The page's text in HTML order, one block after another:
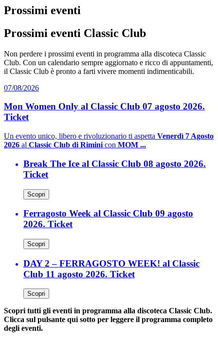
Prossimi eventi
Prossimi eventi Classic Club
Non perdere i prossimi eventi in programma alla discoteca Classic
Club. Con un calendario sempre aggiornato e ricco di appuntamenti,
il Classic Club è pronto a farti vivere momenti indimenticabili.
07/08/2026
Mon Women Only al Classic Club 07 agosto 2026.
Ticket
Un evento unico, libero e rivoluzionario ti aspetta Venerdì 7 Agosto
2026 al Classic Club di Rimini con MOM ...
Break The Ice al Classic Club 08 agosto 2026.
Ticket
Scopri
Ferragosto Week al Classic Club 09 agosto
2026. Ticket
Scopri
DAY 2 – FERRAGOSTO WEEK! al Classic
Club 11 agosto 2026. Ticket
Scopri
Scopri tutti gli eventi in programma alla discoteca Classic Club.
Clicca sul pulsante qui sotto per leggere il programma completo
degli eventi.